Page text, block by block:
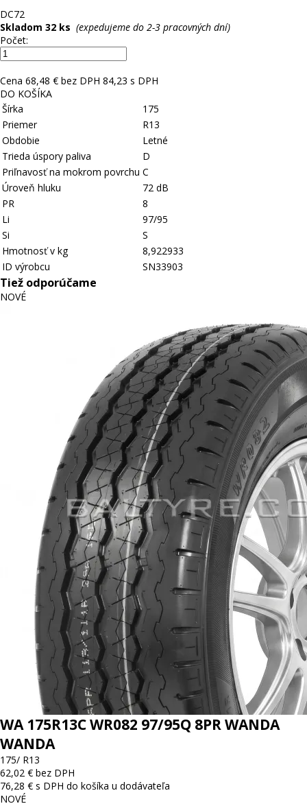
DC72
Skladom 32 ks (expedujeme do 2-3 pracovných dní)
Počet:
Cena 68,48 € bez DPH 84,23 s DPH
DO KOŠÍKA
Šírka
175
Priemer
R13
Obdobie
Letné
Trieda úspory paliva
D
Priľnavosť na mokrom povrchu C
Úroveň hluku
72 dB
PR
8
Li
97/95
Si
S
Hmotnosť v kg
8,922933
ID výrobcu
SN33903
Tiež odporúčame
NOVÉ
WA 175R13C WR082 97/95Q 8PR WANDA
WANDA
175/ R13
62,02 € bez DPH
76,28 € s DPH do košíka u dodávateľa
NOVÉ